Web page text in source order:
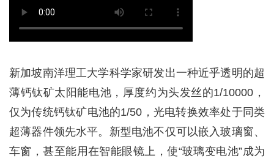
新加坡南洋理工大学科学家研发出一种近乎透明的超
薄钙钛矿太阳能电池，厚度约为头发丝的1/10000，
仅为传统钙钛矿电池的1/50，光电转换效率处于同类
超薄器件领先水平。新型电池不仅可以嵌入玻璃窗、
车窗，甚至能用在智能眼镜上，使“玻璃变电池”成为